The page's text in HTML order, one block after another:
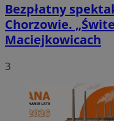
Bezpłatny
Chorzowie.
Maciejkowicach
3